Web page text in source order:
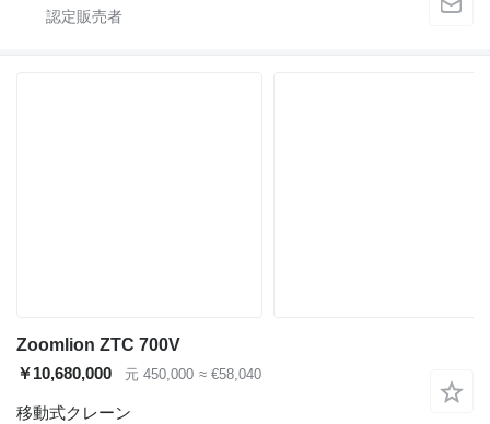
Zoomlion ZTC 700V
￥10,680,000
元 450,000 ≈ €58,040
移動式クレーン